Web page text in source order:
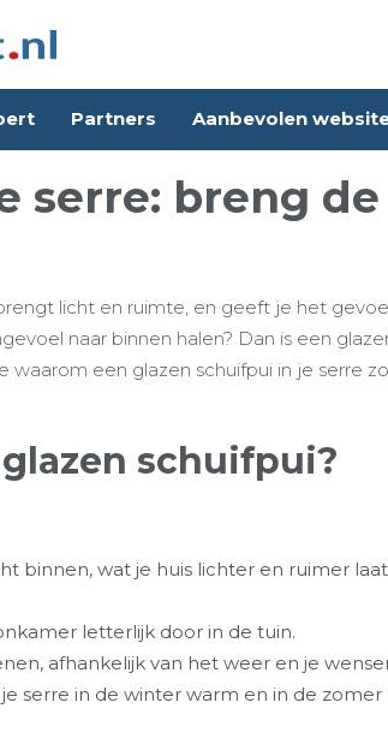
Partners Aanbevolen
serre: breng de
licht en ruimte, en geeft je het
naar binnen halen? Dan is een
een glazen schuifpui in je serre
schuifpui?
binnen, wat je huis lichter en ruimer laat
letterlijk door in de tuin.
afhankelijk van het weer en je
serre in de winter warm en in de zomer